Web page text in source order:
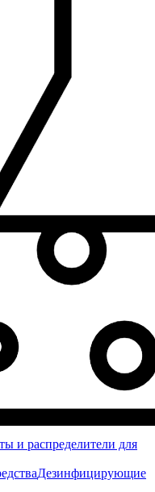
и распределители для
Дезинфицирующие